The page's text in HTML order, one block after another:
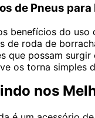
de Pneus
benefícios do
de roda de
que possam
os torna simples
nos